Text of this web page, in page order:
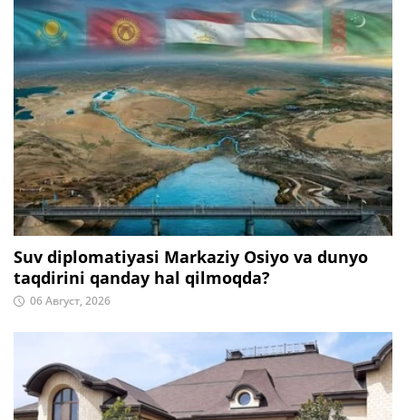
Suv diplomatiyasi Markaziy Osiyo va dunyo
taqdirini qanday hal qilmoqda?
06 Август, 2026